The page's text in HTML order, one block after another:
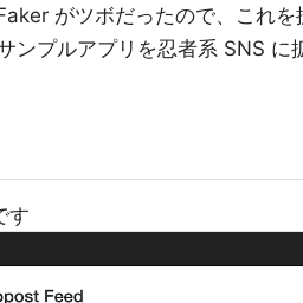
がツボだったので、これ
ンプルアプリを忍者系 SNS に
す